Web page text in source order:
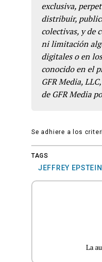
exclusiva,
distribuir,
colectivas, y de
ni limitación
digitales o en
conocido en el
GFR Media,
de GFR Media
Se adhiere a los
TAGS
JEFFREY EPSTEIN
La